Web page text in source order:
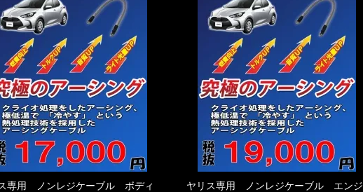
専用 ノンレジケーブル ボディ
ヤリス専用 ノンレジケーブル エンジ